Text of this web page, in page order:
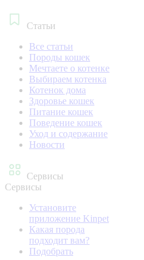
Статьи
Все статьи
Породы кошек
Мечтаете о котенке
Выбираем котенка
Котенок дома
Здоровье кошек
Питание кошек
Поведение кошек
Уход и содержание
Новости
Сервисы
Сервисы
Установите
приложение Kinpet
Какая порода
подходит вам?
Подобрать